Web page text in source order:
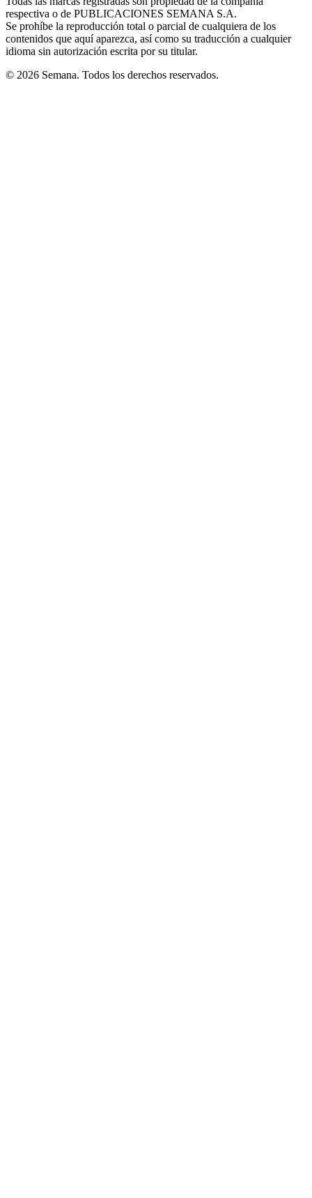
window
respectiva o de PUBLICACIONES SEMANA S.A.
Se prohíbe la reproducción total o parcial de cualquiera de los
contenidos que aquí aparezca, así como su traducción a cualquier
idioma sin autorización escrita por su titular.
© 2026 Semana. Todos los derechos reservados.